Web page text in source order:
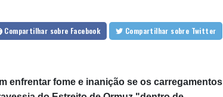
Compartilhar sobre Facebook Compartilhar sobre Twitter
enfrentar fome e inanição se os carregamentos